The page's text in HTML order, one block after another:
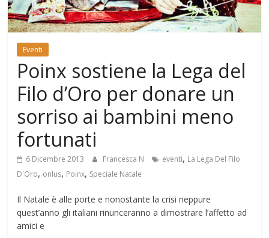
Mondo
Eventi
Poinx sostiene la Lega del
Filo d’Oro per donare un
sorriso ai bambini meno
fortunati
6 Dicembre 2013 Francesca N eventi, La Lega Del Filo
D'Oro, onlus, Poinx, Speciale Natale
Il Natale è alle porte e nonostante la crisi neppure
quest’anno gli italiani rinunceranno a dimostrare l’affetto ad
amici e